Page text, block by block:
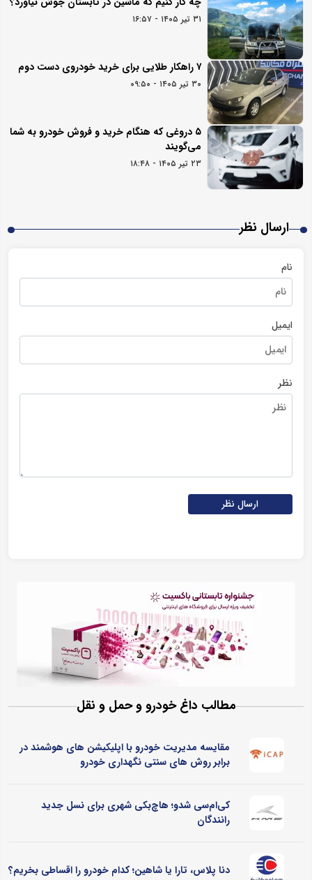
۳۱ تیر ۱۴۰۵ - ۱۶:۵۷
۷ راهکار طلایی برای خرید خودروی دست دوم
۳۰ تیر ۱۴۰۵ - ۰۹:۵۰
۵ دروغی که هنگام خرید و فروش خودرو به شما
می‌گویند
۲۳ تیر ۱۴۰۵ - ۱۸:۴۸
ارسال نظر
نام
ایمیل
نظر
ارسال نظر
مطالب داغ خودرو و حمل و نقل
مقایسه مدیریت خودرو با اپلیکیشن های هوشمند در
برابر روش های سنتی نگهداری خودرو
کی‌ام‌سی شدو؛ هاچ‌بکی شهری برای نسل جدید
رانندگان
دنا پلاس، تارا یا شاهین؛ کدام خودرو را اقساطی بخریم؟